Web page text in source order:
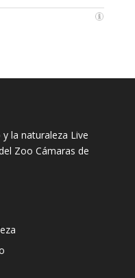
la naturaleza Live
Zoo Cámaras de